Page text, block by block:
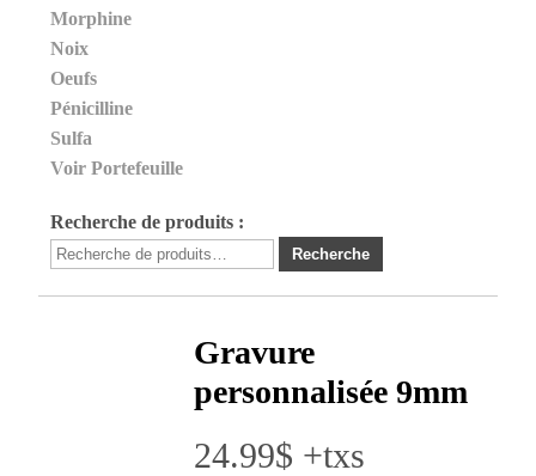
Morphine
Noix
Oeufs
Pénicilline
Sulfa
Voir Portefeuille
Recherche de produits :
Recherche
Recherche
Gravure
personnalisée 9mm
24.99$ +txs